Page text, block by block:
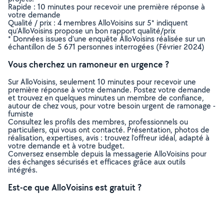
Rapide : 10 minutes pour recevoir une première réponse à
votre demande
Qualité / prix : 4 membres AlloVoisins sur 5* indiquent
qu’AlloVoisins propose un bon rapport qualité/prix
* Données issues d’une enquête AlloVoisins réalisée sur un
échantillon de 5 671 personnes interrogées (Février 2024)
Vous cherchez un ramoneur en urgence ?
Sur AlloVoisins, seulement 10 minutes pour recevoir une
première réponse à votre demande. Postez votre demande
et trouvez en quelques minutes un membre de confiance,
autour de chez vous, pour votre besoin urgent de ramonage -
fumiste
Consultez les profils des membres, professionnels ou
particuliers, qui vous ont contacté. Présentation, photos de
réalisation, expertises, avis : trouvez l'offreur idéal, adapté à
votre demande et à votre budget.
Conversez ensemble depuis la messagerie AlloVoisins pour
des échanges sécurisés et efficaces grâce aux outils
intégrés.
Est-ce que AlloVoisins est gratuit ?